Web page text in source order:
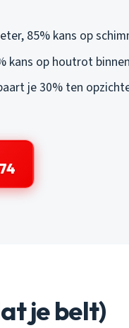
85% kans op
kans op houtrot
je 30% ten
je belt)